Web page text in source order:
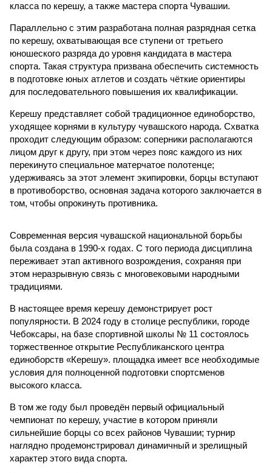
класса по керешу, а также мастера спорта Чувашии.
Параллельно с этим разработана полная разрядная сетка
по керешу, охватывающая все ступени от третьего
юношеского разряда до уровня кандидата в мастера
спорта. Такая структура призвана обеспечить системность
в подготовке юных атлетов и создать чёткие ориентиры
для последовательного повышения их квалификации.
Керешу представляет собой традиционное единоборство,
уходящее корнями в культуру чувашского народа. Схватка
проходит следующим образом: соперники располагаются
лицом друг к другу, при этом через пояс каждого из них
перекинуто специальное матерчатое полотенце;
удерживаясь за этот элемент экипировки, борцы вступают
в противоборство, основная задача которого заключается в
том, чтобы опрокинуть противника.
Современная версия чувашской национальной борьбы
была создана в 1990-х годах. С того периода дисциплина
переживает этап активного возрождения, сохраняя при
этом неразрывную связь с многовековыми народными
традициями.
В настоящее время керешу демонстрирует рост
популярности. В 2024 году в столице республики, городе
Чебоксары, на базе спортивной школы № 11 состоялось
торжественное открытие Республиканского центра
единоборств «Керешу». площадка имеет все необходимые
условия для полноценной подготовки спортсменов
высокого класса.
В том же году был проведён первый официальный
чемпионат по керешу, участие в котором приняли
сильнейшие борцы со всех районов Чувашии; турнир
наглядно продемонстрировал динамичный и зрелищный
характер этого вида спорта.